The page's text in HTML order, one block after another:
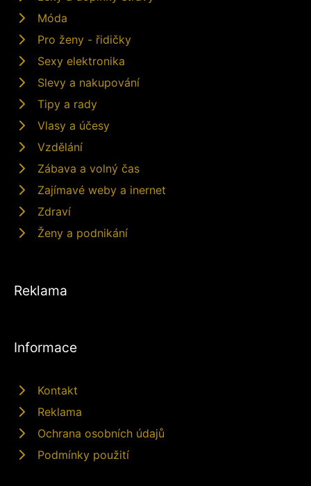
Móda
Pro ženy - řidičky
Sexy elektronika
Slevy a nakupování
Tipy a rady
Vlasy a účesy
Vzdělání
Zábava a volný čas
Zajímavé weby a inernet
Zdraví
Ženy a podnikání
Reklama
Informace
Kontakt
Reklama
Ochrana osobních údajů
Podmínky použití